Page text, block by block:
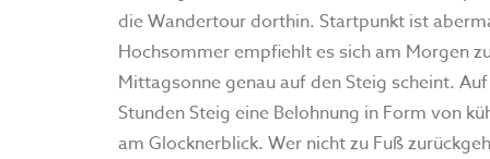
die Wandertour dorthin. Startpunkt ist
Hochsommer empfiehlt es sich am Morgen
Mittagsonne genau auf den Steig scheint.
Stunden Steig eine Belohnung in Form von
am Glocknerblick. Wer nicht zu Fuß